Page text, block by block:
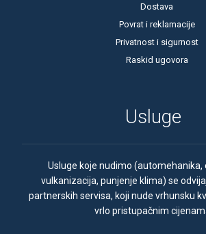
Dostava
Povrat i reklamacije
Privatnost i sigurnost
Raskid ugovora
Usluge
Usluge koje nudimo (automehanika,
vulkanizacija, punjenje klima) se
partnerskih servisa, koji nude vrhunsku
vrlo pristupačnim